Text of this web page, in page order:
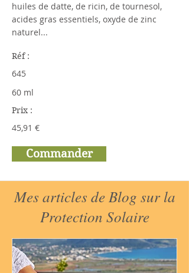
huiles de datte, de ricin, de tournesol,
acides gras essentiels, oxyde de zinc
naturel...
Réf :
645
60 ml
Prix :
45,91 €
Commander
Mes articles de Blog sur la
Protection Solaire